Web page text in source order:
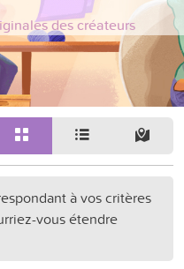
des créateurs
à vos critères
vous étendre